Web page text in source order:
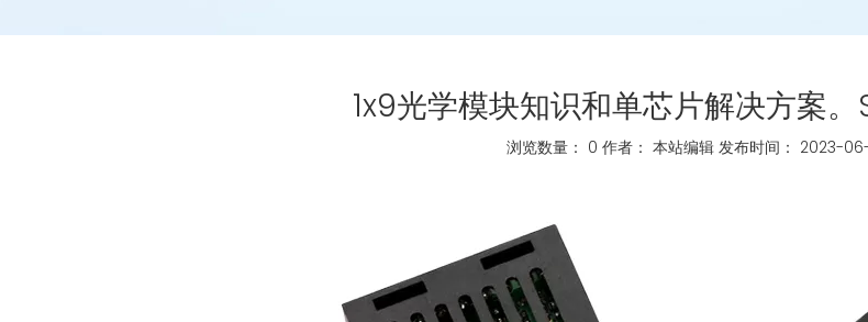
1x9光学模块知识和单芯片解决方案。
浏览数量： 0 作者： 本站编辑 发布时间： 2023-06-